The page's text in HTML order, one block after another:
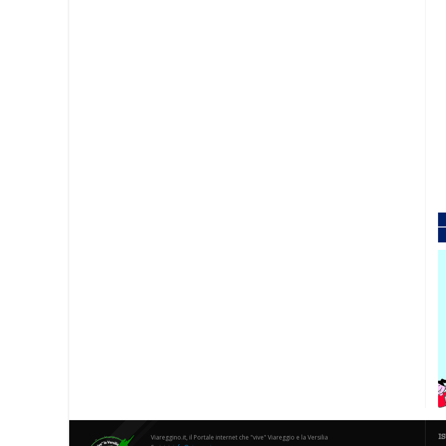
Viareggino.it, il Portale internet che "vive" Viareggio e la Versilia